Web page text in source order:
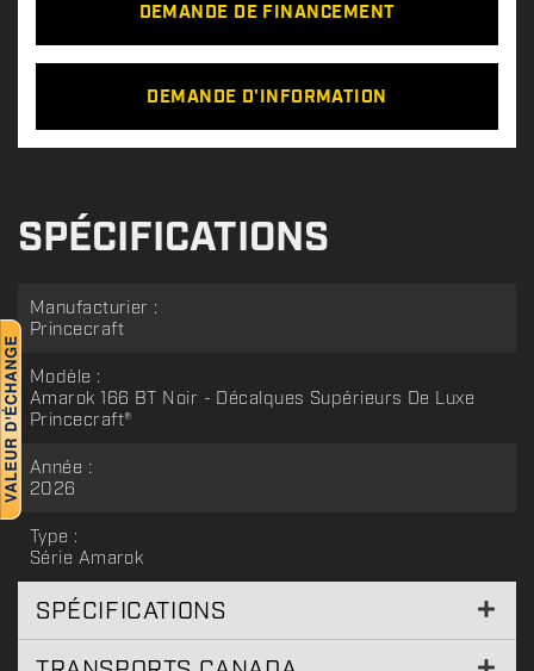
DEMANDE DE FINANCEMENT
DEMANDE D'INFORMATION
SPÉCIFICATIONS
Manufacturier :
Princecraft
Modèle :
Amarok 166 BT Noir - Décalques Supérieurs De Luxe
Princecraft®
Année :
2026
Type :
Série Amarok
SPÉCIFICATIONS